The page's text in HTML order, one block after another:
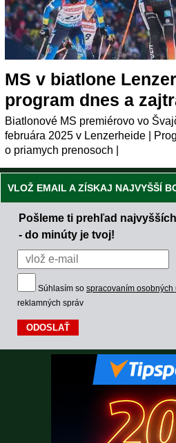
MS v biatlone
program dnes a
Biatlonové MS premiérovo vo
februára 2025 v Lenzerheide |
o priamych prenosoch |
VLOŽ EMAIL A ZÍSKAJ NAJVYŠŠÍ
Pošleme ti prehľad
- do minúty je tvoj!
Súhlasím so spracovaním osobných
reklamných správ